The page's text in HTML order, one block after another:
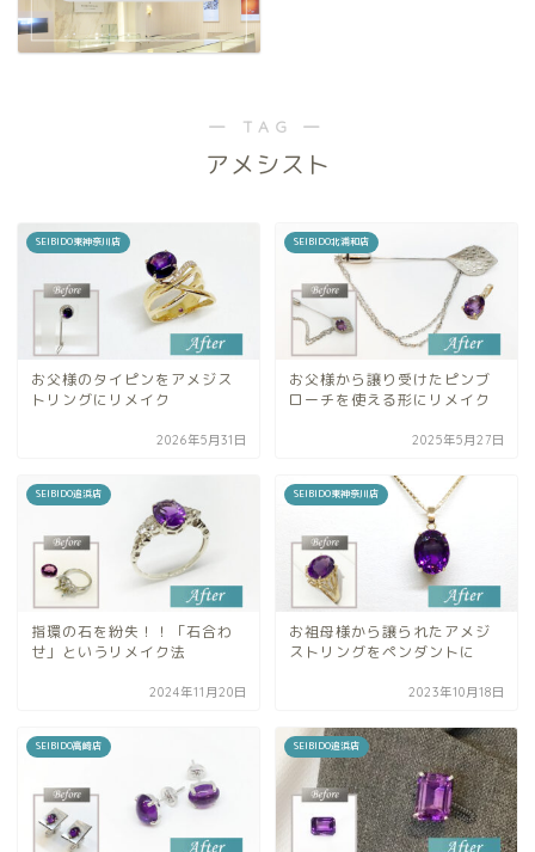
― TAG ―
アメシスト
SEIBIDO東神奈川店
お父様のタイピンをアメジス
トリングにリメイク
2026年5月31日
SEIBIDO北浦和店
お父様から譲り受けたピンブ
ローチを使える形にリメイク
2025年5月27日
SEIBIDO追浜店
指環の石を紛失！！「石合わ
せ」というリメイク法
2024年11月20日
SEIBIDO東神奈川店
お祖母様から譲られたアメジ
ストリングをペンダントに
2023年10月18日
SEIBIDO高崎店 SEIBIDO追浜店